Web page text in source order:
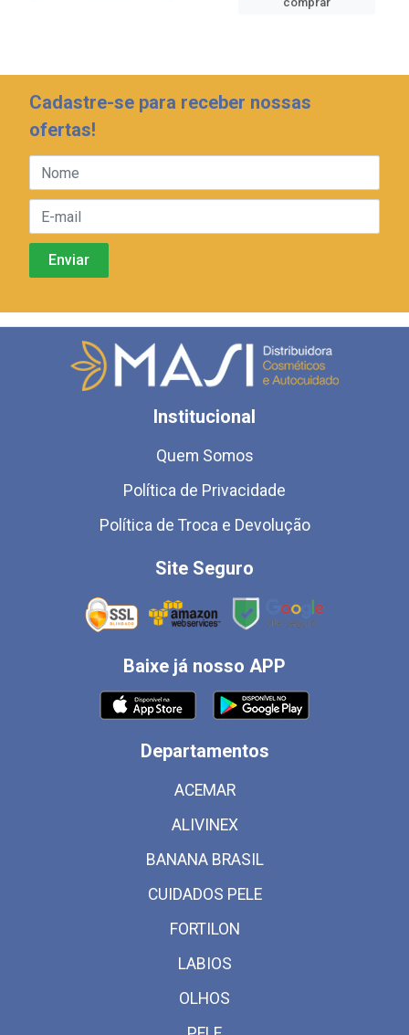
Cadastre-se para receber nossas
ofertas!
Institucional
Quem Somos
Política de Privacidade
Política de Troca e Devolução
Site Seguro
Baixe já nosso APP
Departamentos
ACEMAR
ALIVINEX
BANANA BRASIL
CUIDADOS PELE
FORTILON
LABIOS
OLHOS